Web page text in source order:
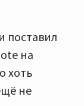
поставил
на
хоть
не